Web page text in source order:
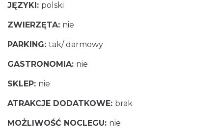
JĘZYKI: polski
ZWIERZĘTA: nie
PARKING: tak/ darmowy
GASTRONOMIA: nie
SKLEP: nie
ATRAKCJE DODATKOWE: brak
MOŻLIWOŚĆ NOCLEGU: nie